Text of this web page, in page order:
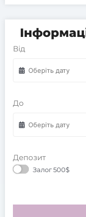
Від
До
Депозит
Залог 500$